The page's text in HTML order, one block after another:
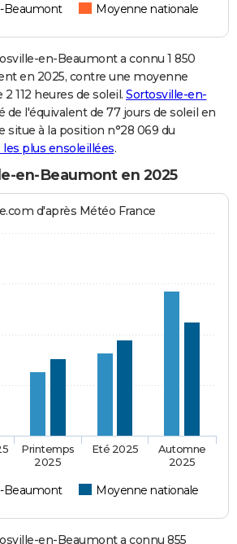
Beaumont Moyenne nationale
en-Beaumont a connu 1 850
en 2025, contre une moyenne
112 heures de soleil. Sortosville-en-
de l'équivalent de 77 jours de soleil en
situe à la position n°28 069 du
les plus ensoleillées.
en-Beaumont en 2025
d'après Météo France
Beaumont Moyenne nationale
Printemps
2025
Eté 2025
Automne
2025
en-Beaumont a connu 855